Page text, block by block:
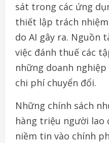
sát trong các ứng
thiết lập trách
do AI gây ra. Nguồn
việc đánh thuế các
những doanh
chi phí chuyển đổi.
Những chính sách
hàng triệu người lao
niềm tin vào chính